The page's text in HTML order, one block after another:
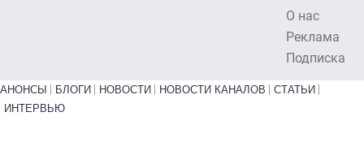
О нас
Реклама
Подписка
Primary links bottom
АНОНСЫ БЛОГИ НОВОСТИ НОВОСТИ КАНАЛОВ
СТАТЬИ
ИНТЕРВЬЮ